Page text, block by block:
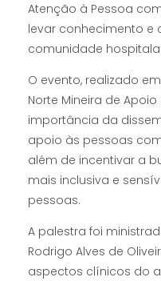
Atenção à Pessoa
levar conhecimento e
comunidade
O evento, realizado
Norte Mineira de
importância da
apoio às pessoas
além de incentivar a
mais inclusiva e
pessoas.
A palestra foi
Rodrigo Alves de
aspectos clínicos do